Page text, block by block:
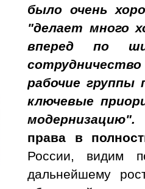
было очень
"делает много
вперед по
рабочие группы
ключевые
модернизацию".
права в
России, видим
дальнейшему